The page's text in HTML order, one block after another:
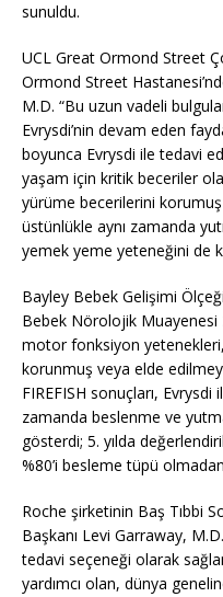
sunuldu.
UCL Great Ormond Street
Ormond Street
M.D. “Bu uzun vadeli
Evrysdi’nin devam eden
boyunca Evrysdi ile tedavi
yaşam için kritik beceriler
yürüme becerilerini
üstünlükle aynı zamanda
yemek yeme yeteneğini de
Bayley Bebek Gelişimi
Bebek Nörolojik Muayenesi
motor fonksiyon
korunmuş veya elde
FIREFISH sonuçları,
zamanda beslenme ve
gösterdi; 5. yılda
%80’i besleme tüpü
Roche şirketinin Baş Tıbbi
Başkanı Levi Garraway,
tedavi seçeneği olarak
yardımcı olan, dünya